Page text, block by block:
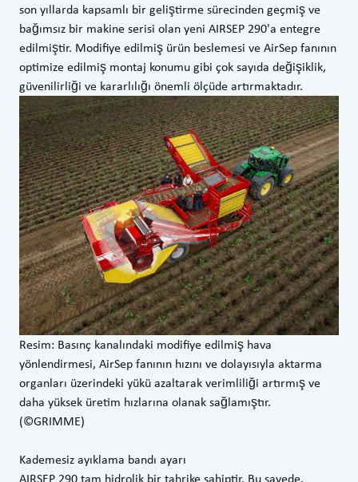
son yıllarda kapsamlı bir geliştirme sürecinden geçmiş ve
bağımsız bir makine serisi olan yeni AIRSEP 290'a entegre
edilmiştir. Modifiye edilmiş ürün beslemesi ve AirSep fanının
optimize edilmiş montaj konumu gibi çok sayıda değişiklik,
güvenilirliği ve kararlılığı önemli ölçüde artırmaktadır.
Resim: Basınç kanalındaki modifiye edilmiş hava
yönlendirmesi, AirSep fanının hızını ve dolayısıyla aktarma
organları üzerindeki yükü azaltarak verimliliği artırmış ve
daha yüksek üretim hızlarına olanak sağlamıştır.
(©GRIMME)
Kademesiz ayıklama bandı ayarı
AIRSEP 290 tam hidrolik bir tahrike sahiptir. Bu sayede,